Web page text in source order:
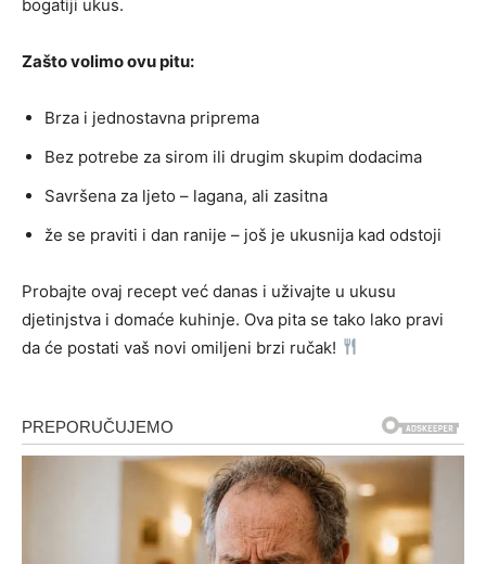
bogatiji ukus.
Zašto volimo ovu pitu:
Brza i jednostavna priprema
Bez potrebe za sirom ili drugim skupim dodacima
Savršena za ljeto – lagana, ali zasitna
že se praviti i dan ranije – još je ukusnija kad odstoji
Probajte ovaj recept već danas i uživajte u ukusu
djetinjstva i domaće kuhinje. Ova pita se tako lako pravi
da će postati vaš novi omiljeni brzi ručak!